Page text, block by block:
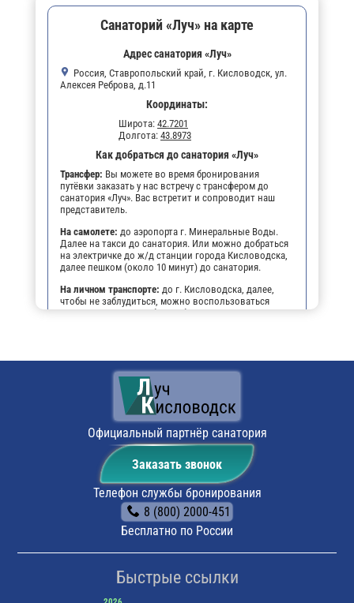
Санаторий «Луч» на карте
Адрес санатория «Луч»
Россия, Ставропольский край, г. Кисловодск, ул.
Алексея Реброва, д.11
Координаты:
Широта: 42.7201
Долгота: 43.8973
Как добраться до санатория «Луч»
Трансфер: Вы можете во время бронирования
путёвки заказать у нас встречу с трансфером до
санатория «Луч». Вас встретит и сопроводит наш
представитель.
На самолете: до аэропорта г. Минеральные Воды.
Далее на такси до санатория. Или можно добраться
на электричке до ж/д станции города Кисловодска,
далее пешком (около 10 минут) до санатория.
На личном транспорте: до г. Кисловодска, далее,
чтобы не заблудиться, можно воспользоваться
навигатором. По прибытии будет возможность
пешком (около 10 минут) до санатория, или на
маршрутном такси.
Официальный партнёр санатория
Заказать звонок
Телефон службы бронирования
8 (800) 2000-451
Бесплатно по России
Быстрые ссылки